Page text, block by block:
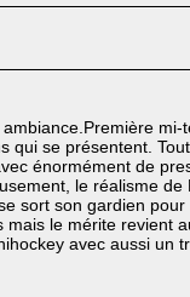
qui se présentent.
énormément de
le réalisme de
sort son gardien
le mérite revient
avec aussi un